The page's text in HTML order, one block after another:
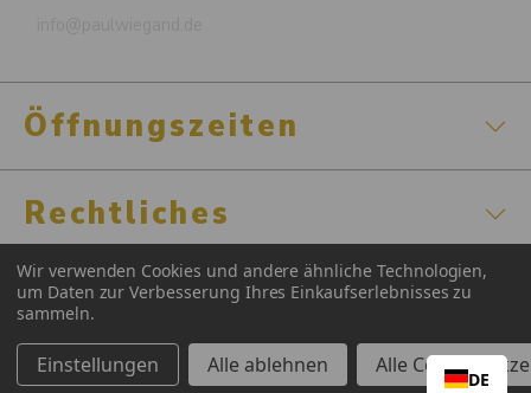
Öffnungszeiten
Rechtliches
Zertifizierungen
Wir verwenden Cookies und andere ähnliche Technologien,
um Daten zur Verbesserung Ihres Einkaufserlebnisses zu
sammeln.
Einstellungen Alle ablehnen Alle Cookies
DE